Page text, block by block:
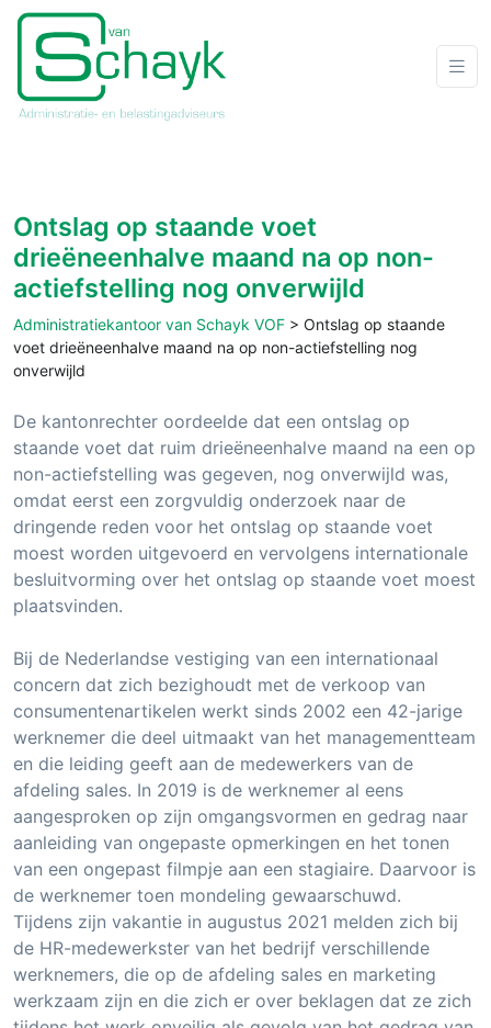
Ontslag op staande voet
drieëneenhalve maand na op non-
actiefstelling nog onverwijld
Administratiekantoor van Schayk VOF > Ontslag op staande
voet drieëneenhalve maand na op non-actiefstelling nog
onverwijld
De kantonrechter oordeelde dat een ontslag op
staande voet dat ruim drieëneenhalve maand na een op
non-actiefstelling was gegeven, nog onverwijld was,
omdat eerst een zorgvuldig onderzoek naar de
dringende reden voor het ontslag op staande voet
moest worden uitgevoerd en vervolgens internationale
besluitvorming over het ontslag op staande voet moest
plaatsvinden.
Bij de Nederlandse vestiging van een internationaal
concern dat zich bezighoudt met de verkoop van
consumentenartikelen werkt sinds 2002 een 42-jarige
werknemer die deel uitmaakt van het managementteam
en die leiding geeft aan de medewerkers van de
afdeling sales. In 2019 is de werknemer al eens
aangesproken op zijn omgangsvormen en gedrag naar
aanleiding van ongepaste opmerkingen en het tonen
van een ongepast filmpje aan een stagiaire. Daarvoor is
de werknemer toen mondeling gewaarschuwd.
Tijdens zijn vakantie in augustus 2021 melden zich bij
de HR-medewerkster van het bedrijf verschillende
werknemers, die op de afdeling sales en marketing
werkzaam zijn en die zich er over beklagen dat ze zich